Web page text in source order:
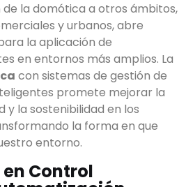
de la domótica a otros ámbitos,
y urbanos, abre
la aplicación de
en entornos más amplios. La
con sistemas de gestión de
promete mejorar la
y la sostenibilidad en los
la forma en que
entorno.
Control